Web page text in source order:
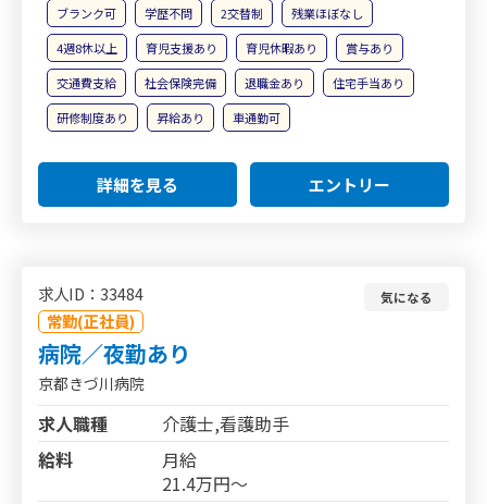
ブランク可 学歴不問 2交替制
残業ほぼなし
4週8休以上
育児支援あり 育児休暇あり
賞与あり
交通費支給
社会保険完備 退職金あり
住宅手当あり
研修制度あり
昇給あり 車通勤可
詳細を見る エントリー
求人ID：33484
常勤(正社員)
気になる
病院／夜勤あり
京都きづ川病院
求人職種
介護士,看護助手
給料
月給
21.4万円～